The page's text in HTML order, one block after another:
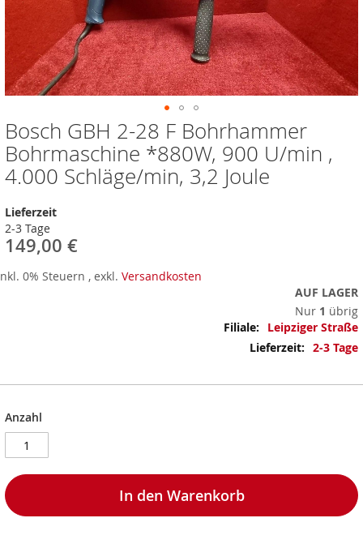
Bosch GBH 2-28 F Bohrhammer
Bohrmaschine *880W, 900 U/min ,
4.000 Schläge/min, 3,2 Joule
Lieferzeit
2-3 Tage
149,00 €
0% Steuern , exkl. Versandkosten
AUF LAGER
Nur 1 übrig
Mehr
Informationen
Leipziger Straße
2-3 Tage
Anzahl
In den Warenkorb
Zum
Anfang
der
Bildergalerie